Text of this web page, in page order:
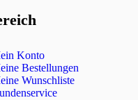
Konto
Bestellungen
Wunschliste